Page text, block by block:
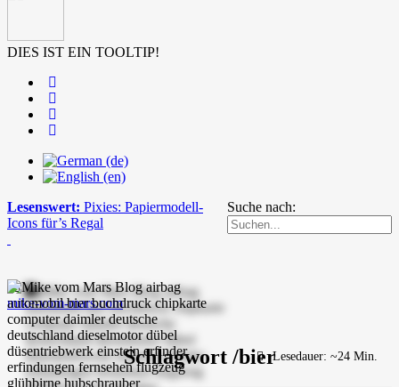
DIES IST EIN TOOLTIP!
Suche nach:
Lesenswert: Pixies: Papiermodell-
Icons für’s Regal
mike-vom-mars.com
Schlagwort /bierLesedauer: ~24 Min.